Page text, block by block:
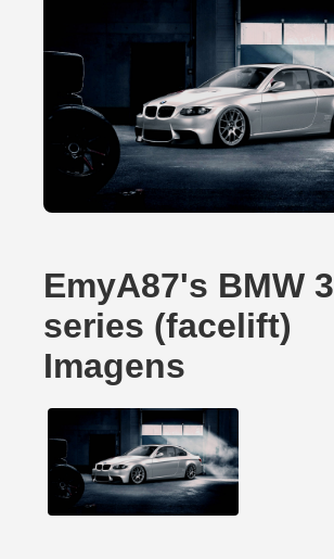
EmyA87's BMW 3
series (facelift)
Imagens